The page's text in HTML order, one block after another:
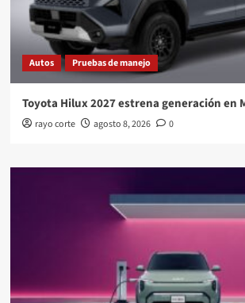
Autos Pruebas de manejo
Toyota Hilux 2027 estrena generación en
rayo corte agosto 8, 2026 0